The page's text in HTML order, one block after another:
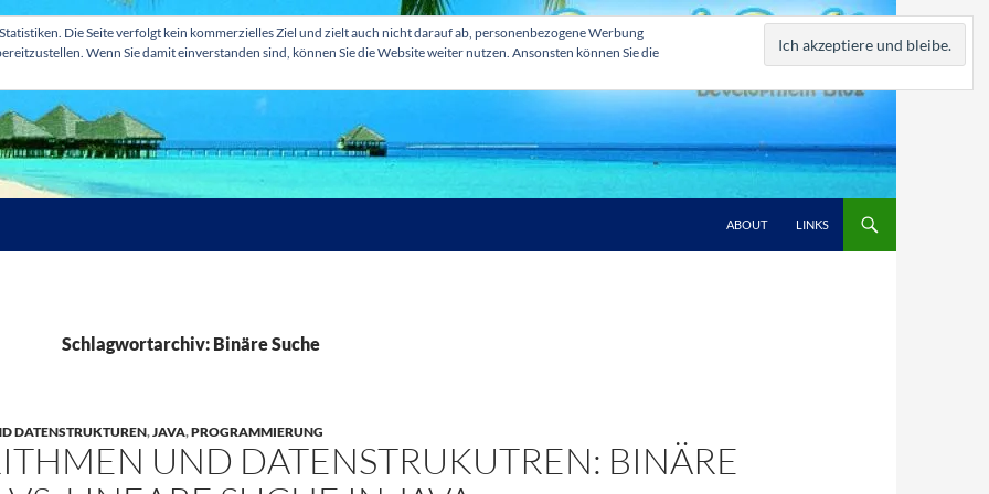
ABOUT LINKS
Schlagwortarchiv: Binäre Suche
DATENSTRUKTUREN,JAVA,PROGRAMMIERUNG
UND DATENSTRUKUTREN: BINÄRE
Die Seite verfolgt kein kommerzielles Ziel und zielt auch nicht darauf ab, personenbezogene Werbung
Wenn Sie damit einverstanden sind, können Sie die Website weiter nutzen. Ansonsten können Sie die